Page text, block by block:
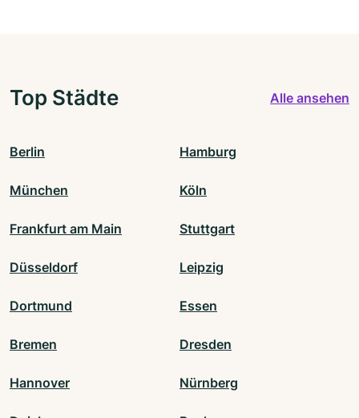
Top Städte Alle ansehen
Berlin Hamburg
München Köln
Frankfurt am Main Stuttgart
Düsseldorf Leipzig
Dortmund Essen
Bremen Dresden
Hannover Nürnberg